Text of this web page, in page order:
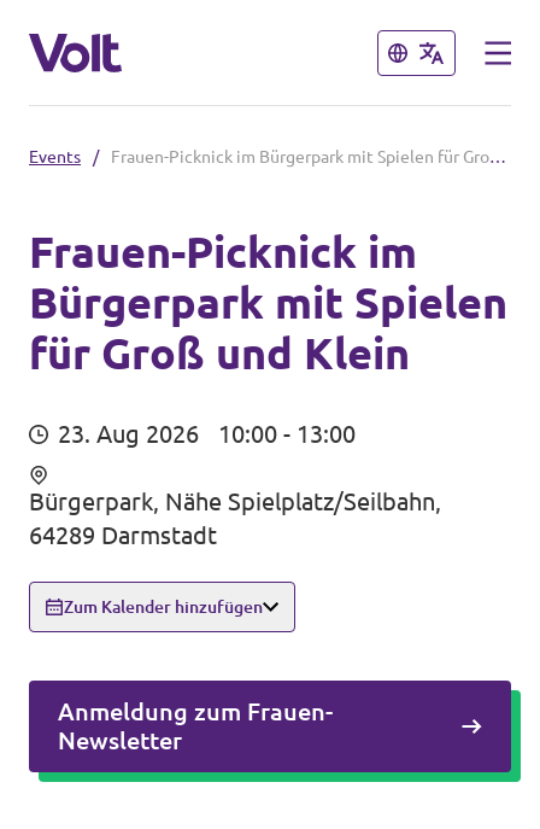
Schließen
Volt in Hessen
Website
Lokale Teams
Website
Volt in deinem Bundesland
Schließen
Programm
Über Volt
Menschen
Neuigkeiten
Unsere Events
Deine Spende für Volt!
Mache bei uns mit!
Events / Frauen-Picknick im Bürgerpark mit Spielen für Groß und Klein
Frauen-Picknick im
Bürgerpark mit Spielen
für Groß und Klein
23. Aug 2026 10:00 - 13:00
Bürgerpark, Nähe Spielplatz/Seilbahn,
64289 Darmstadt
Zum Kalender hinzufügen
Anmeldung zum Frauen-
Newsletter